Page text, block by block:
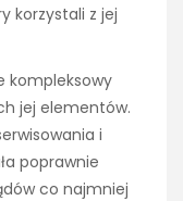
korzystali z jej
kompleksowy
jej elementów.
i
poprawnie
co najmniej